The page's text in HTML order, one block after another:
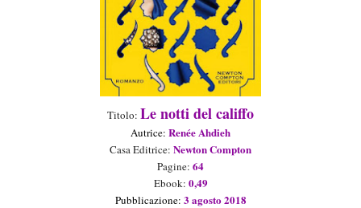
Titolo: Le notti del califfo
Autrice: Renée Ahdieh
Casa Editrice: Newton Compton
Pagine: 64
Ebook: 0,49
Pubblicazione: 3 agosto2018